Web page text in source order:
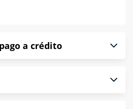
a crédito
tu compra generas el